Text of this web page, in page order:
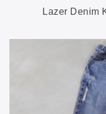
Lazer Denim